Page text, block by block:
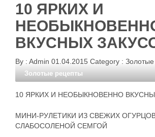
10 ЯРКИХ И
ВКУСНЫХ
By : Admin 01.04.2015 Category :
Золотые рецепты
10 ЯРКИХ И НЕОБЫКНОВЕННО
МИНИ-РУЛЕТИКИ ИЗ СВЕЖИХ
СЛАБОСОЛЕНОЙ СЕМГОЙ